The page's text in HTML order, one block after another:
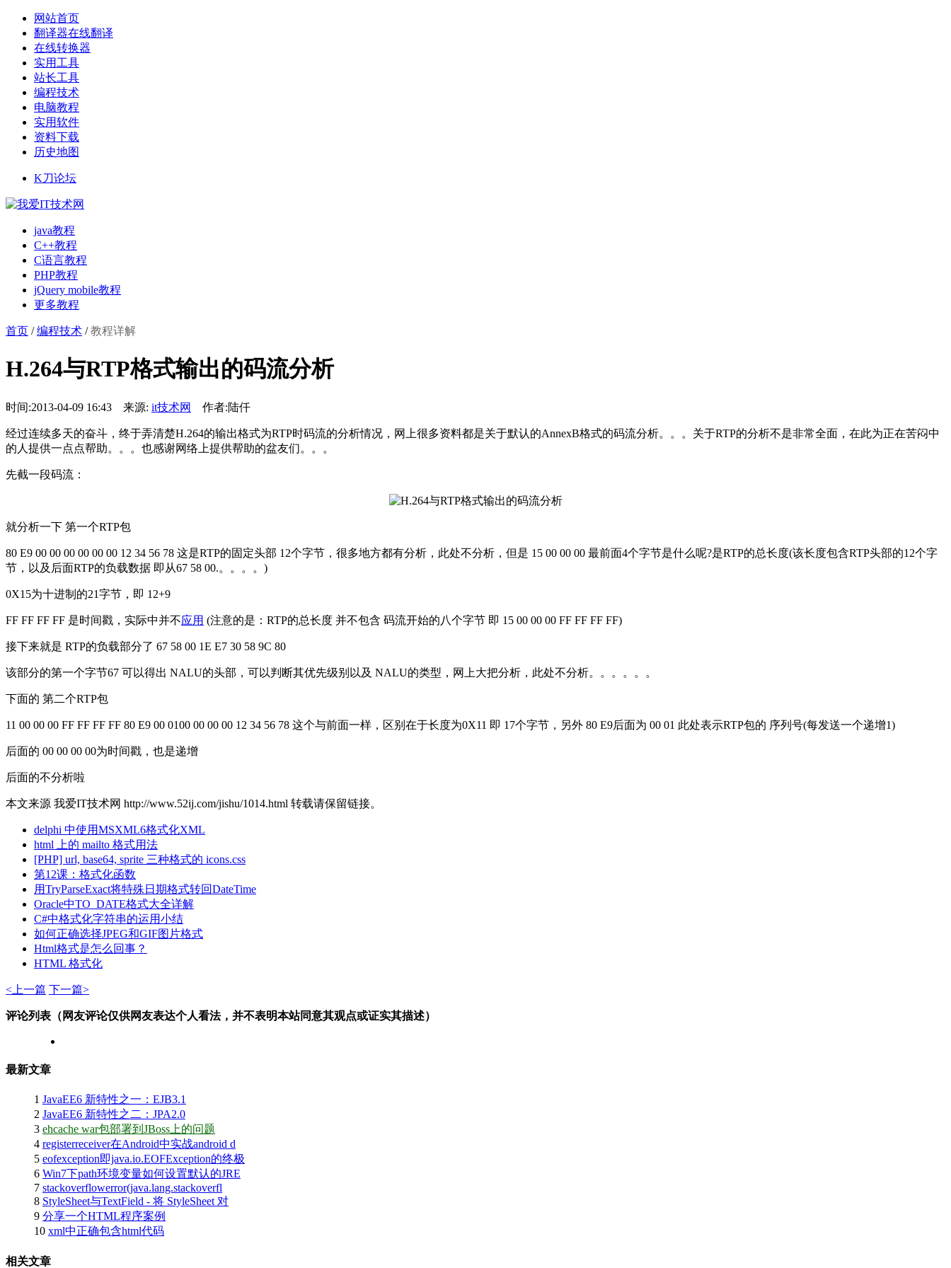
网站首页
翻译器在线翻译
在线转换器
实用工具
站长工具
编程技术
电脑教程
实用软件
资料下载
历史地图
K刀论坛
java教程
C++教程
C语言教程
PHP教程
jQuery mobile教程
更多教程
首页 /编程技术 /教程详解
H.264与RTP格式输出的码流分析
时间:2013-04-09 16:43 来源: it技术网 作者:陆仟
经过连续多天的奋斗，终于弄清楚H.264的输出格式为RTP时码流的分析情况，网上很多资料都是关于默认的AnnexB格式的码流分析。。。关于RTP的分析不是非常全面，在此为正在苦闷中
的人提供一点点帮助。。。也感谢网络上提供帮助的盆友们。。。
先截一段码流：
就分析一下 第一个RTP包
80 E9 00 00 00 00 00 00 12 34 56 78 这是RTP的固定头部 12个字节，很多地方都有分析，此处不分析，但是 15 00 00 00 最前面4个字节是什么呢?是RTP的总长度(该长度包含RTP头部的12个字
节，以及后面RTP的负载数据 即从67 58 00.。。。。)
0X15为十进制的21字节，即 12+9
FF FF FF FF 是时间戳，实际中并不应用 (注意的是：RTP的总长度 并不包含 码流开始的八个字节 即 15 00 00 00 FF FF FF FF)
接下来就是 RTP的负载部分了 67 58 00 1E E7 30 58 9C 80
该部分的第一个字节67 可以得出 NALU的头部，可以判断其优先级别以及 NALU的类型，网上大把分析，此处不分析。。。。。。
下面的 第二个RTP包
11 00 00 00 FF FF FF FF 80 E9 00 0100 00 00 00 12 34 56 78 这个与前面一样，区别在于长度为0X11 即 17个字节，另外 80 E9后面为 00 01 此处表示RTP包的 序列号(每发送一个递增1)
后面的 00 00 00 00为时间戳，也是递增
后面的不分析啦
本文来源 我爱IT技术网 http://www.52ij.com/jishu/1014.html 转载请保留链接。
delphi 中使用MSXML6格式化XML
html 上的 mailto 格式用法
[PHP] url, base64, sprite 三种格式的 icons.css
第12课：格式化函数
用TryParseExact将特殊日期格式转回DateTime
Oracle中TO_DATE格式大全详解
C#中格式化字符串的运用小结
如何正确选择JPEG和GIF图片格式
Html格式是怎么回事？
HTML 格式化
<上一篇 下一篇>
评论列表（网友评论仅供网友表达个人看法，并不表明本站同意其观点或证实其描述）
最新文章
1 JavaEE6 新特性之一：EJB3.1
2 JavaEE6 新特性之二：JPA2.0
3 ehcache war包部署到JBoss上的问题
4 registerreceiver在Android中实战android d
5 eofexception即java.io.EOFException的终极
6 Win7下path环境变量如何设置默认的JRE
7 stackoverflowerror(java.lang.stackoverfl
8 StyleSheet与TextField - 将 StyleSheet 对
9 分享一个HTML程序案例
10 xml中正确包含html代码
相关文章